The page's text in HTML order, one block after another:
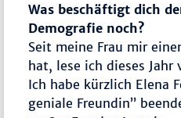
Was beschäftigt dich
Demografie noch?
Seit meine Frau mir
hat, lese ich dieses Jahr
Ich habe kürzlich Elena
geniale Freundin”